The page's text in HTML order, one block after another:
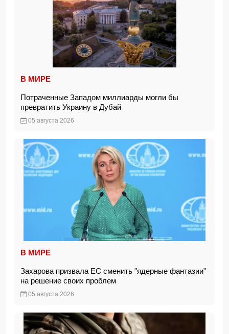
В МИРЕ
Потраченные Западом миллиарды могли бы
превратить Украину в Дубай
05 августа 2026
В МИРЕ
Захарова призвала ЕС сменить "ядерные фантазии"
на решение своих проблем
05 августа 2026